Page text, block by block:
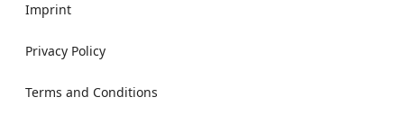
Imprint
Privacy Policy
Terms and Conditions